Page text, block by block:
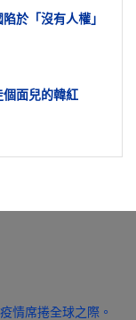
於「沒有人權」
個面兒的韓紅
情席捲全球之際。